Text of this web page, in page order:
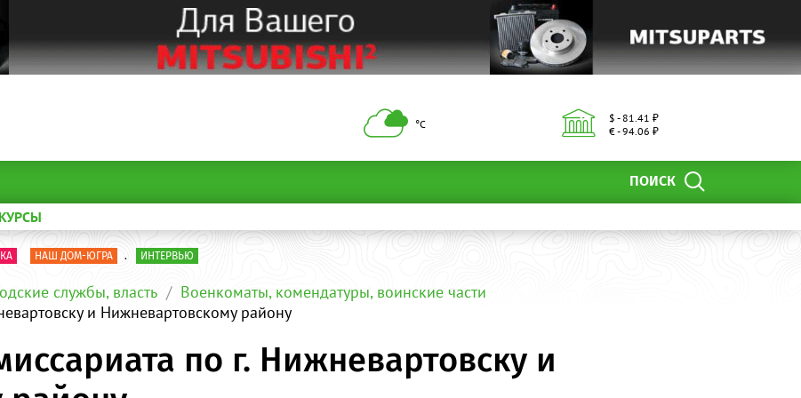
°С
$ - 81.41 ₽
€ - 94.06 ₽
ПОИСК
НАШ ДОМ-ЮГРА . ИНТЕРВЬЮ
службы, власть
Военкоматы, комендатуры, воинские части
и Нижневартовскому району
по г. Нижневартовску и